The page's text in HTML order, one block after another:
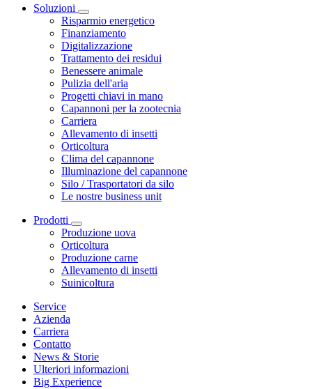
Soluzioni
Risparmio energetico
Finanziamento
Digitalizzazione
Trattamento dei residui
Benessere animale
Pulizia dell'aria
Progetti chiavi in mano
Capannoni per la zootecnia
Carriera
Allevamento di insetti
Orticoltura
Clima del capannone
Illuminazione del capannone
Silo / Trasportatori da silo
Le nostre business unit
Prodotti
Produzione uova
Orticoltura
Produzione carne
Allevamento di insetti
Suinicoltura
Service
Azienda
Carriera
Contatto
News & Storie
Ulteriori informazioni
Big Experience